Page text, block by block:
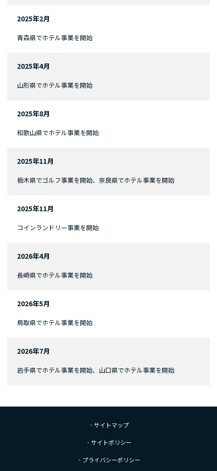
2025年2月
青森県でホテル事業を開始
2025年4月
山形県でホテル事業を開始
2025年8月
和歌山県でホテル事業を開始
2025年11月
栃木県でゴルフ事業を開始、奈良県でホテル事業を開始
2025年11月
コインランドリー事業を開始
2026年4月
長崎県でホテル事業を開始
2026年5月
鳥取県でホテル事業を開始
2026年7月
岩手県でホテル事業を開始、山口県でホテル事業を開始
サイトマップ
サイトポリシー
プライバシーポリシー